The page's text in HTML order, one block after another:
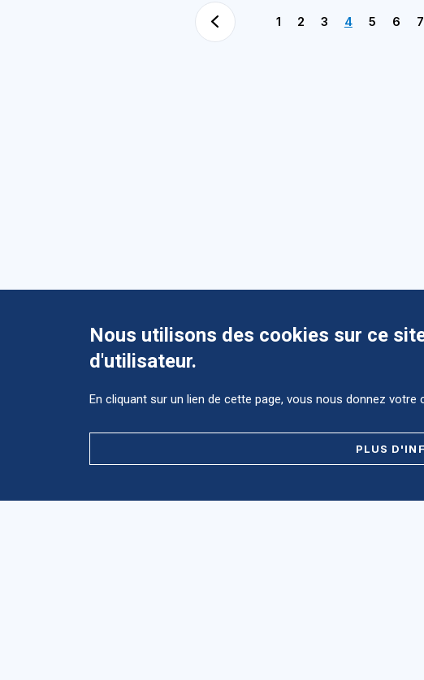
1 2 3 4 5 6 7
Nous utilisons des cookies sur ce
d'utilisateur.
En cliquant sur un lien de cette page, vous nous donnez
PLUS